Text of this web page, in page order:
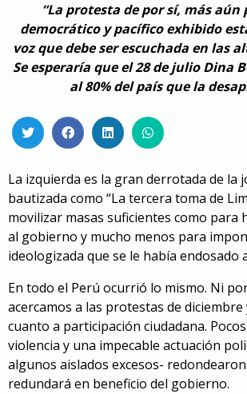
“La protesta de por sí, más aún
democrático y pacífico exhibido
voz que debe ser escuchada en las
Se esperaría que el 28 de julio Dina
al 80% del país que la
La izquierda es la gran derrotada de la
bautizada como “La tercera toma de
movilizar masas suficientes como para
al gobierno y mucho menos para
ideologizada que se le había endosado
En todo el Perú ocurrió lo mismo. Ni
acercamos a las protestas de
cuanto a participación ciudadana.
violencia y una impecable actuación
algunos aislados excesos-
redundará en beneficio del gobierno.